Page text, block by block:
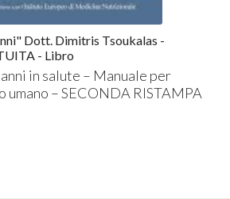
Dott. Dimitris Tsoukalas -
- Libro
in salute – Manuale per
umano –SECONDA RISTAMPA